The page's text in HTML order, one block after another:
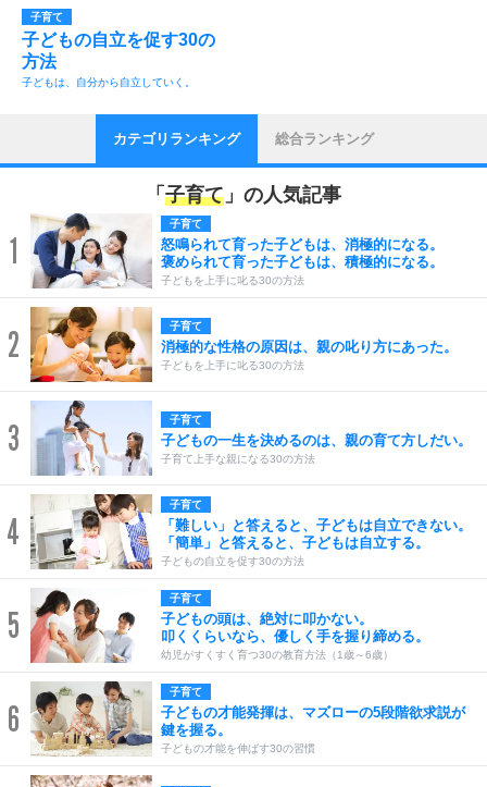
子育て
子どもの自立を促す30の
方法
子どもは、自分から自立していく。
カテゴリランキング 総合ランキング
「 子育て 」の人気記事
1
子育て
怒鳴られて育った子どもは、消極的になる。
褒められて育った子どもは、積極的になる。
子どもを上手に叱る30の方法
2 子育て
消極的な性格の原因は、親の叱り方にあった。
子どもを上手に叱る30の方法
3 子育て
子どもの一生を決めるのは、親の育て方しだい。
子育て上手な親になる30の方法
4
子育て
「難しい」と答えると、子どもは自立できない。
「簡単」と答えると、子どもは自立する。
子どもの自立を促す30の方法
5
子育て
子どもの頭は、絶対に叩かない。
叩くくらいなら、優しく手を握り締める。
幼児がすくすく育つ30の教育方法（1歳～6歳）
6
子育て
子どもの才能発揮は、マズローの5段階欲求説が
鍵を握る。
子どもの才能を伸ばす30の習慣